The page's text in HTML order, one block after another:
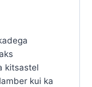
kitsastel
kui ka